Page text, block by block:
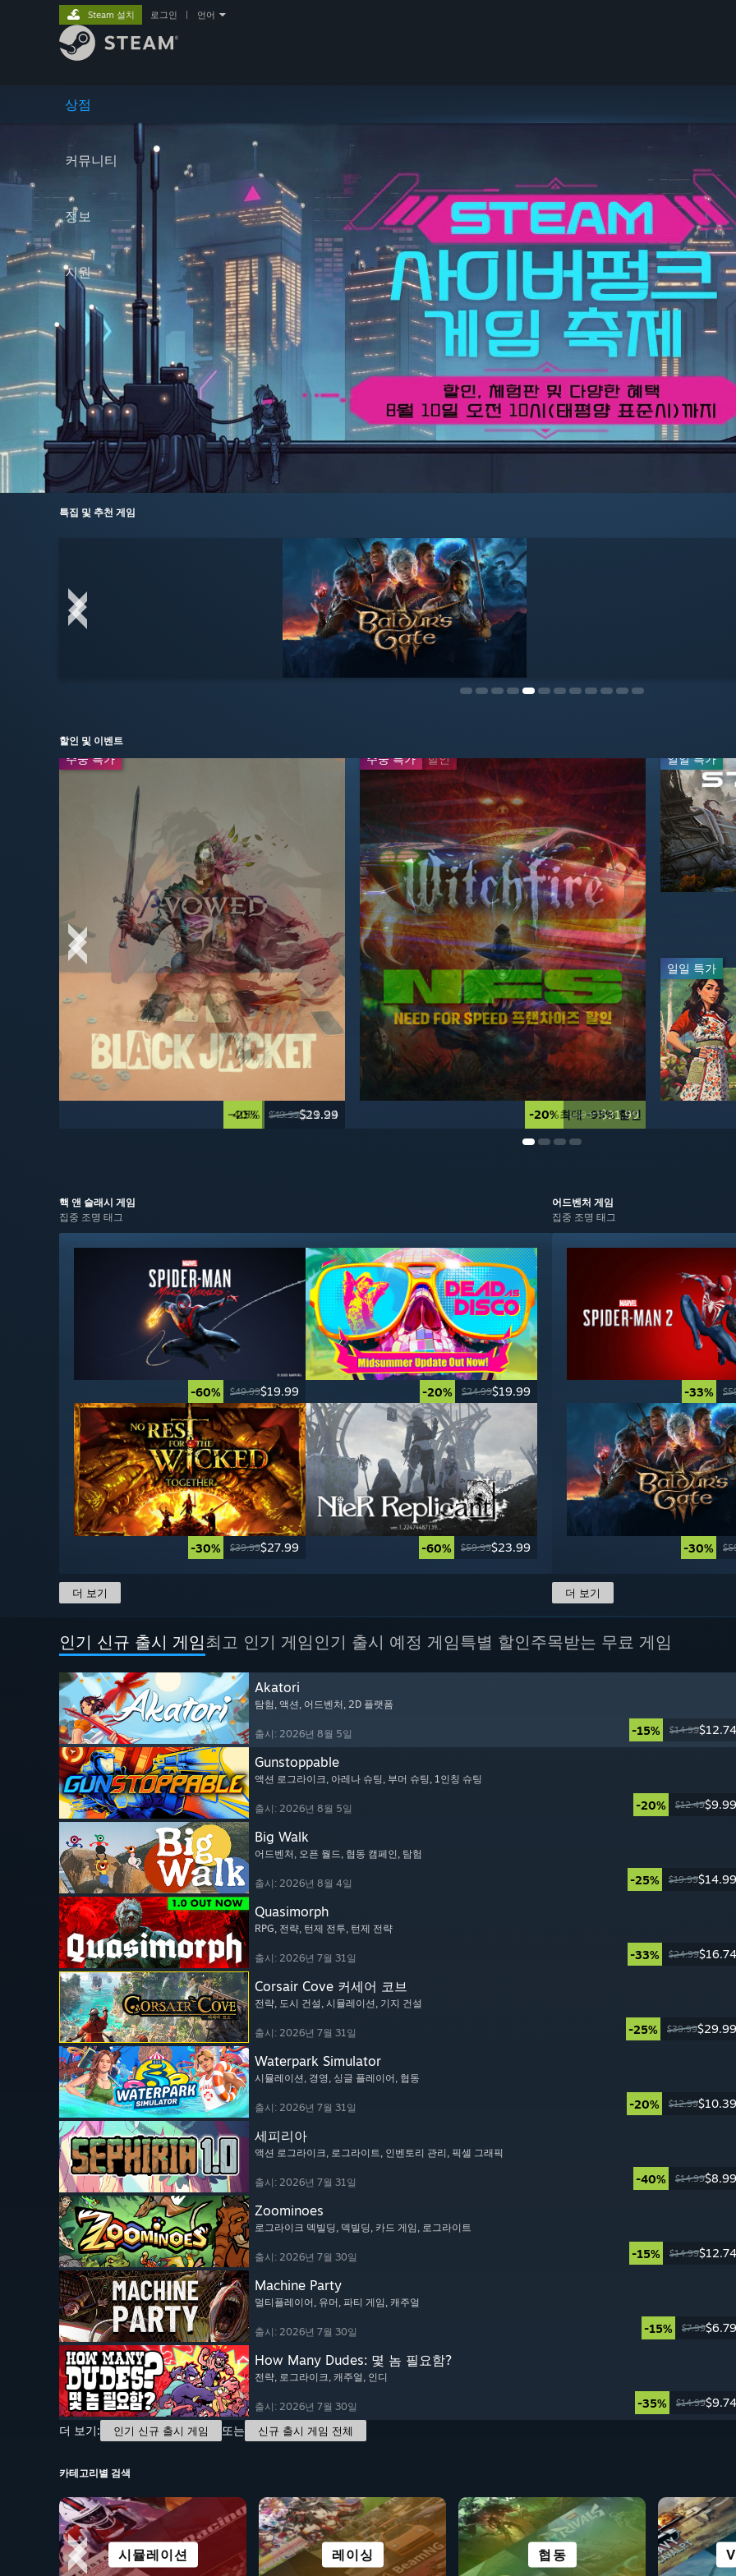
상점
커뮤니티
정보
지원
Steam 설치 로그인 언어
특집 및 추천 게임
할인 및 이벤트
주중 특가
-40% $49.99$29.99
주중 특가
-20% $39.99$31.99
일일 특가
일일 특가
주중 특가
-25% $14.99$11.24
프랜차이즈 할인
최대 -95% 할인
일일 특가
일일 특가
일일 특가
-65% $16.99
일일 특가
-30% $6.99$4.89
-60% $59.99$23.99
-33% $59.99 $40.19
-60% $49.99 $19.99
-50% $49.99$24.99
-50% $59.99$29.99
-50% $7.99
핵 앤 슬래시 게임
집중 조명 태그
-60% $49.99$19.99 -20% $24.99$19.99
-30% $39.99$27.99 -60% $59.99$23.99
더 보기
어드벤처 게임
집중 조명 태그
-33%
-30%
더 보기
인기 신규 출시 게임최고 인기 게임 인기 출시 예정 게임특별 할인주목받는 무료 게임
Akatori
탐험 , 액션 , 어드벤처 , 2D 플랫폼
출시: 2026년 8월 5일 -15% $14.99$12.74
Gunstoppable
액션 로그라이크, 아레나 슈팅, 부머 슈팅, 1인칭 슈팅
출시: 2026년 8월 5일 -20% $12.49$9.99
Big Walk
어드벤처 , 오픈 월드, 협동 캠페인 , 탐험
출시: 2026년 8월 4일 -25% $19.99$14.99
Quasimorph
RPG, 전략, 턴제 전투, 턴제 전략
출시: 2026년 7월 31일 -33% $24.99$16.74
Corsair Cove 커세어 코브
전략, 도시 건설, 시뮬레이션, 기지 건설
출시: 2026년 7월 31일 -25% $39.99$29.99
Waterpark Simulator
시뮬레이션 , 경영, 싱글 플레이어 , 협동
출시: 2026년 7월 31일 -20% $12.99$10.39
세피리아
액션 로그라이크, 로그라이트, 인벤토리 관리 , 픽셀 그래픽
출시: 2026년 7월 31일 -40% $14.99$8.99
Zoominoes
로그라이크 덱빌딩, 덱빌딩, 카드 게임 , 로그라이트
출시: 2026년 7월 30일 -15% $14.99$12.74
Machine Party
멀티플레이어 , 유머 , 파티 게임 , 캐주얼
출시: 2026년 7월 30일 -15% $7.99$6.79
How Many Dudes: 몇 놈 필요함?
전략, 로그라이크, 캐주얼 , 인디
출시: 2026년 7월 30일 -35% $14.99$9.74
더 보기:
인기 신규 출시 게임 또는 신규 출시 게임 전체
카테고리별 검색
시뮬레이션 레이싱 협동
캐주얼 비주얼 노벨 퍼즐
풍부한 스토리 어드벤처 롤플레잉
전략 무료 플레이 공포 공상과학